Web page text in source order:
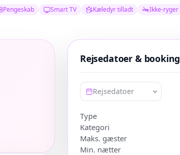
Pengeskab Smart TV Kæledyr tilladt Ikke-ryger
Rejsedatoer & booking
Rejsedatoer
Type
Kategori
Maks. gæster
Min. nætter